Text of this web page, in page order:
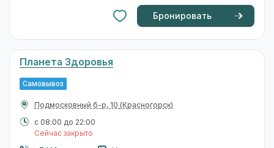
Бронировать
Планета Здоровья
Самовывоз
Подмосковный б-р, 10 (Красногорск)
с 08:00 до 22:00
Сейчас закрыто